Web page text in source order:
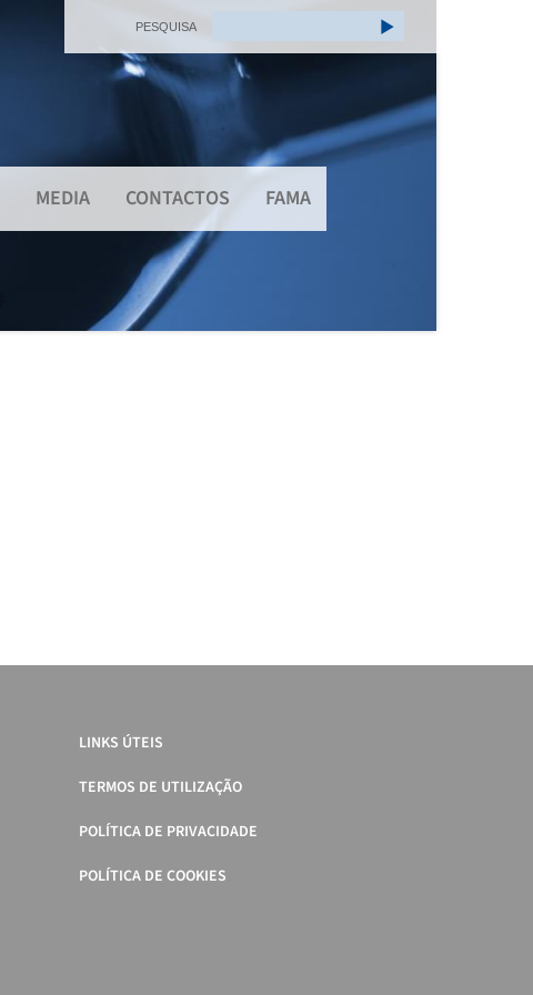
PESQUISA
MEDIA CONTACTOS FAMA
LINKS ÚTEIS
TERMOS DE UTILIZAÇÃO
POLÍTICA DE PRIVACIDADE
POLÍTICA DE COOKIES